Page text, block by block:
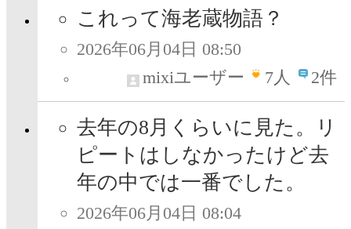
これって海老蔵物語？
2026年06月04日 08:50
mixiユーザー
7人 2件
去年の8月くらいに見た。リ
ピートはしなかったけど去
年の中では一番でした。
2026年06月04日 08:04